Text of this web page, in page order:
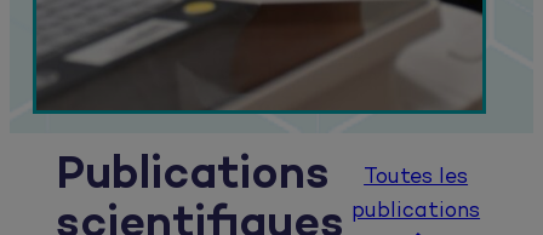
Publications
Toutes les
publications